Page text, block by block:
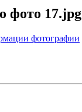
фото 17.jpg
фотографии